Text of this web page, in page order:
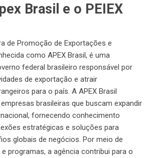
Brasil e o PEIEX
de Promoção de Exportações e
como APEX Brasil, é uma
federal brasileiro responsável por
de exportação e atrair
para o país. A APEX Brasil
brasileiras que buscam expandir
fornecendo conhecimento
estratégicas e soluções para
globais de negócios. Por meio de
programas, a agência contribui para o